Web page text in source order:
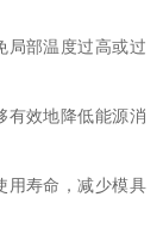
局部温度过高或过
有效地降低能源消
用寿命，减少模具